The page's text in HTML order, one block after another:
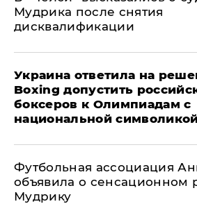
Мудрика после снятия
дисквалификации
Украина ответила на
Boxing допустить
боксеров к Олимпиадам с
национальной
Футбольная ассоциация
объявила о сенсационном
Мудрику